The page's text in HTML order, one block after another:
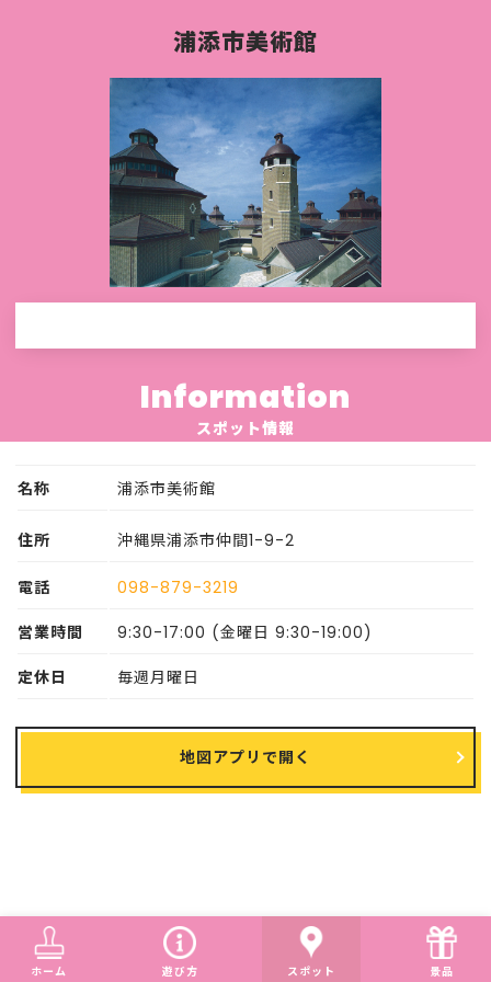
ホーム 遊び方 スポット 景品
浦添市美術館
Information
スポット情報
名称 浦添市美術館
住所 沖縄県浦添市仲間1-9-2
電話 098-879-3219
営業時間 9:30-17:00 (金曜日 9:30-19:00)
定休日 毎週月曜日
地図アプリで開く